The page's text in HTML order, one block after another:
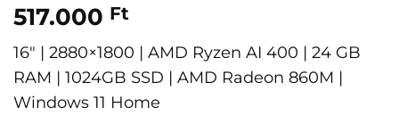
517.000 Ft
16″ | 2880×1800 | AMD Ryzen AI 400 | 24 GB
RAM | 1024GB SSD | AMD Radeon 860M |
Windows 11 Home